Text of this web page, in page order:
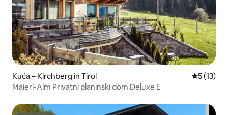
Kuća – Kirchberg in Tirol Prosječna
5 (13)
Maierl-Alm Privatni planinski dom Deluxe E